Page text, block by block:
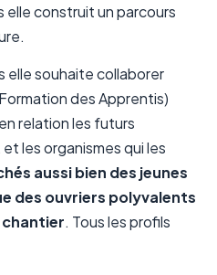
elle construit un parcours
elle souhaite collaborer
des Apprentis)
relation les futurs
les organismes qui les
aussi bien des jeunes
des ouvriers polyvalents
chantier. Tous les profils